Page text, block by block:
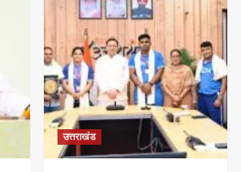
उत्तराखंड